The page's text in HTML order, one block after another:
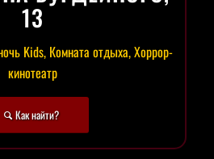
13
Kids, Комната отдыха, Хоррор-
кинотеатр
Как найти?